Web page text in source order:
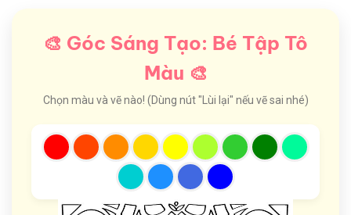
🎨 Góc Sáng Tạo: Bé Tập Tô
Màu 🎨
Chọn màu và vẽ nào! (Dùng nút "Lùi lại" nếu vẽ sai nhé)